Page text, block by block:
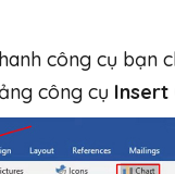
công cụ bạn
công cụ Insert